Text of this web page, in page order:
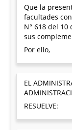
Que la
facultades
N° 618 del
sus
Por ello,
EL
RESUELVE: